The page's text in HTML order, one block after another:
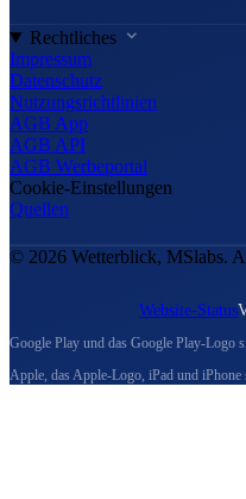
Rechtliches
Impressum
Datenschutz
Nutzungsrichtlinien
AGB App
AGB API
AGB Werbeportal
Cookie-Einstellungen
Quellen
© 2026 Wetterblick, MSlabs.
Website-Status
Google Play und das Google Play-Logo
Apple, das Apple-Logo, iPad und